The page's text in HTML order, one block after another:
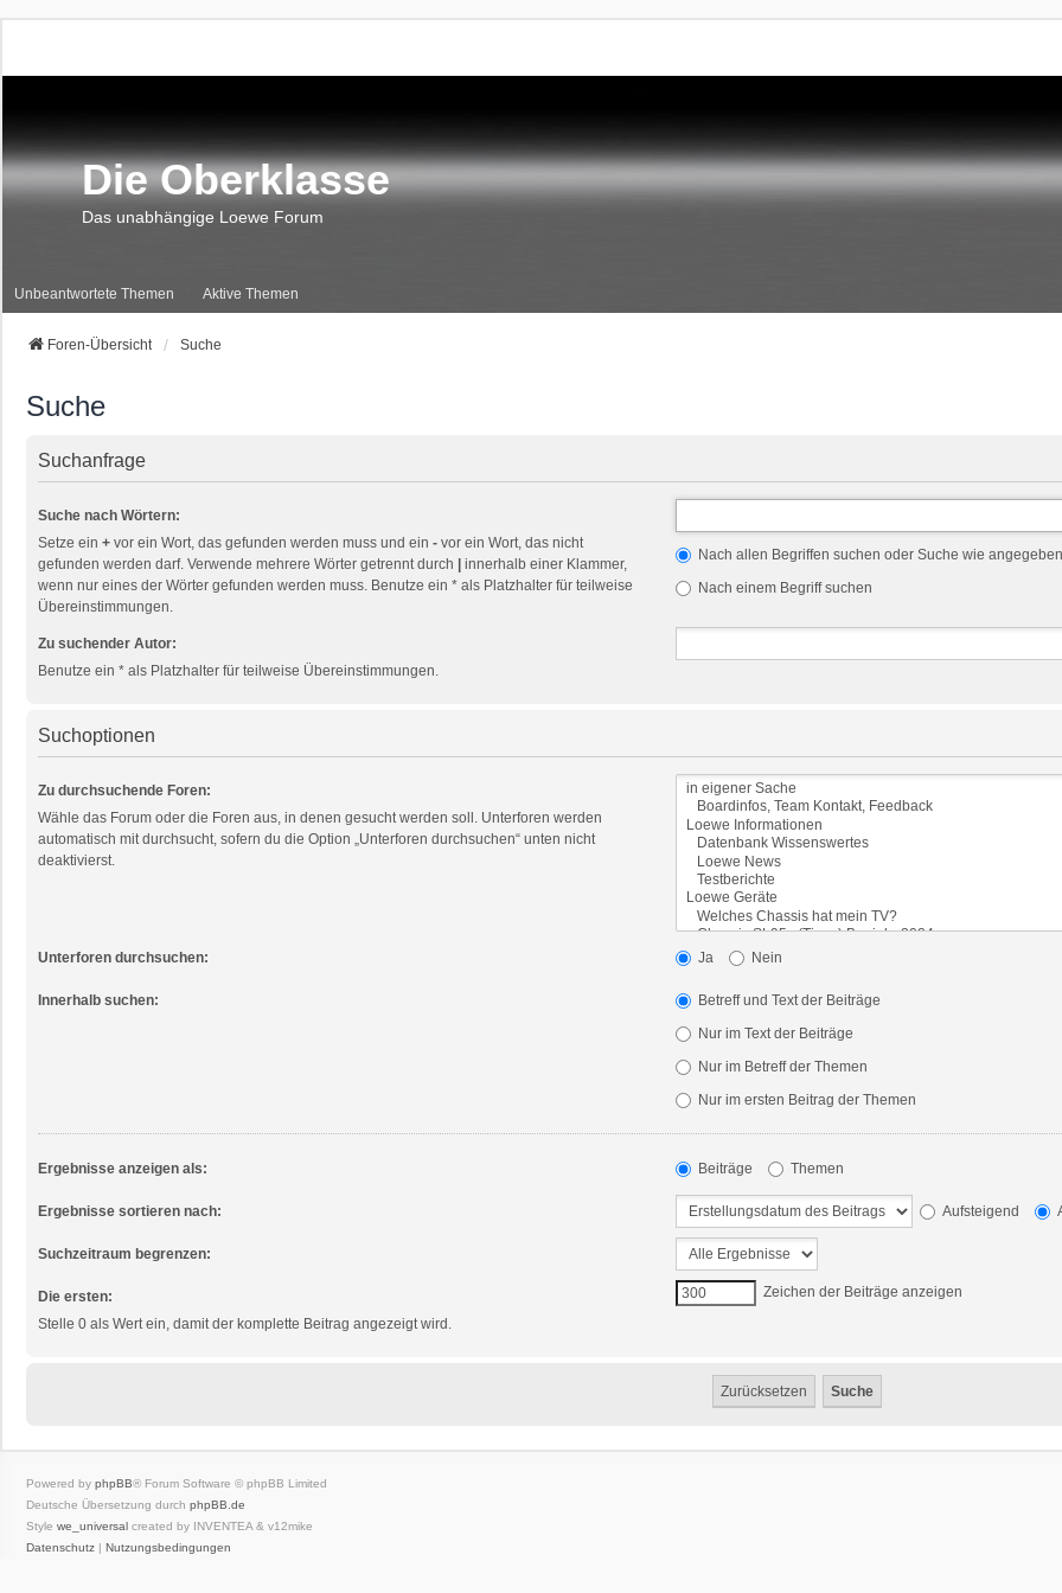
Die Oberklasse
Das unabhängige Loewe Forum
Unbeantwortete Themen Aktive Themen
Foren-Übersicht Suche
Suche
Suchanfrage
Suche nach Wörtern:
Setze ein + vor ein Wort, das gefunden werden muss und ein - vor ein Wort, das nicht
gefunden werden darf. Verwende mehrere Wörter getrennt durch
innerhalb einer Klammer,
wenn nur eines der Wörter gefunden werden muss. Benutze ein * als Platzhalter für teilweise
Übereinstimmungen.
Nach allen Begriffen suchen oder Suche wie
Nach einem Begriff suchen
Zu suchender Autor:
Benutze ein * als Platzhalter für teilweise Übereinstimmungen.
Suchoptionen
Zu durchsuchende Foren:
Wähle das Forum oder die Foren aus, in denen gesucht werden soll. Unterforen werden
automatisch mit durchsucht, sofern du die Option „Unterforen durchsuchen“ unten nicht
deaktivierst.
Unterforen durchsuchen: Ja Nein
Innerhalb suchen:
Betreff und Text der Beiträge
Nur im Text der Beiträge
Nur im Betreff der Themen
Nur im ersten Beitrag der Themen
Ergebnisse anzeigen als: Beiträge Themen
Ergebnisse sortieren nach: Aufsteigend
Suchzeitraum begrenzen:
Die ersten:
Stelle 0 als Wert ein, damit der komplette Beitrag angezeigt wird.
Zeichen der Beiträge anzeigen
Powered by phpBB® Forum Software © phpBB Limited
Deutsche Übersetzung durch phpBB.de
Style we_universal created by INVENTEA & v12mike
Datenschutz | Nutzungsbedingungen